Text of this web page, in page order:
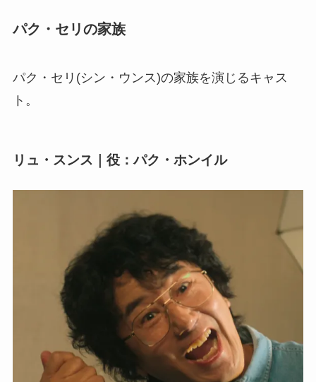
パク・セリの家族
パク・セリ(シン・ウンス)の家族を演じるキャス
ト。
リュ・スンス｜役：パク・ホンイル